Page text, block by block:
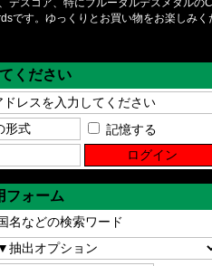
デスコア、特にブルータルデスメタルの
です。ゆっくりとお買い物をお楽しみく
ください
記憶する
フォーム
名などの検索ワード